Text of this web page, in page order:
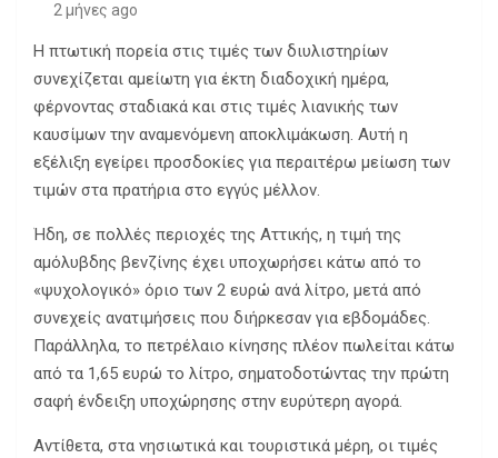
2 μήνες ago
Η πτωτική πορεία στις τιμές των διυλιστηρίων
συνεχίζεται αμείωτη για έκτη διαδοχική ημέρα,
φέρνοντας σταδιακά και στις τιμές λιανικής των
καυσίμων την αναμενόμενη αποκλιμάκωση. Αυτή η
εξέλιξη εγείρει προσδοκίες για περαιτέρω μείωση των
τιμών στα πρατήρια στο εγγύς μέλλον.
Ήδη, σε πολλές περιοχές της Αττικής, η τιμή της
αμόλυβδης βενζίνης έχει υποχωρήσει κάτω από το
«ψυχολογικό» όριο των 2 ευρώ ανά λίτρο, μετά από
συνεχείς ανατιμήσεις που διήρκεσαν για εβδομάδες.
Παράλληλα, το πετρέλαιο κίνησης πλέον πωλείται κάτω
από τα 1,65 ευρώ το λίτρο, σηματοδοτώντας την πρώτη
σαφή ένδειξη υποχώρησης στην ευρύτερη αγορά.
Αντίθετα, στα νησιωτικά και τουριστικά μέρη, οι τιμές